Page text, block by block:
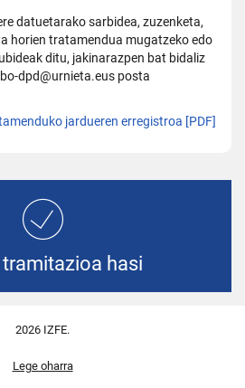
datuetarako sarbidea, zuzenketa,
horien tratamendua mugatzeko edo
ditu, jakinarazpen bat bidaliz
dpd@urnieta.eus posta
jardueren erregistroa [PDF]
tramitazioa hasi
2026 IZFE.
Lege oharra